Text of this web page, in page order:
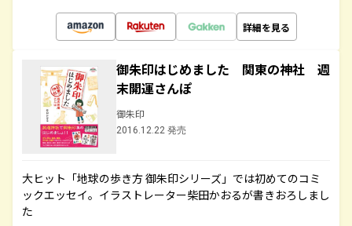
詳細を見る
御朱印はじめました 関東の神社 週
末開運さんぽ
御朱印
2016.12.22 発売
大ヒット「地球の歩き方 御朱印シリーズ」では初めてのコミ
ックエッセイ。イラストレーター柴田かおるが書きおろしまし
た